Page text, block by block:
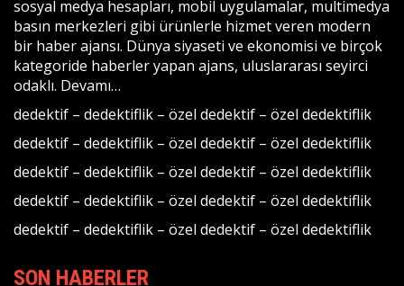
sosyal medya hesapları, mobil uygulamalar, multimedya
basın merkezleri gibi ürünlerle hizmet veren modern
bir haber ajansı. Dünya siyaseti ve ekonomisi ve birçok
kategoride haberler yapan ajans, uluslararası seyirci
odaklı. Devamı…
dedektif – dedektiflik – özel dedektif – özel dedektiflik
dedektif – dedektiflik – özel dedektif – özel dedektiflik
dedektif – dedektiflik – özel dedektif – özel dedektiflik
dedektif – dedektiflik – özel dedektif – özel dedektiflik
dedektif – dedektiflik – özel dedektif – özel dedektiflik
SON HABERLER